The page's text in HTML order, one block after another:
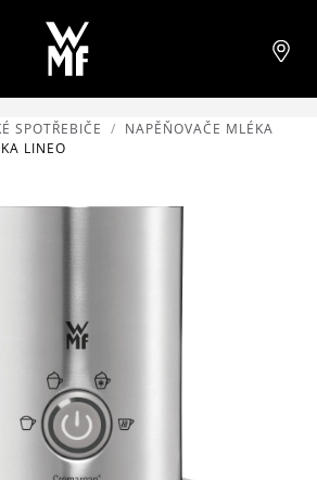
SPOTŘEBIČE
NAPĚŇOVAČE MLÉKA
LINEO